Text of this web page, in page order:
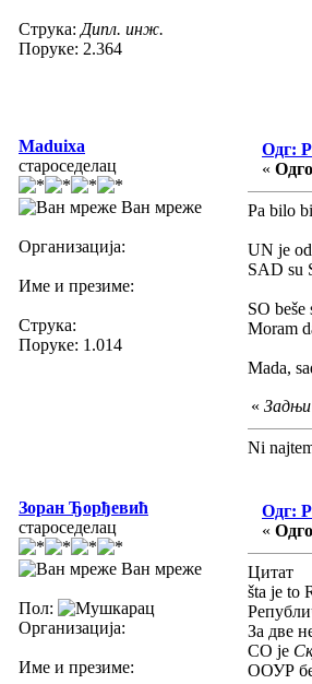
Струка: Дипл. инж.
Поруке: 2.364
Maduixa
староседелац
Ван мреже
Организација:
Име и презиме:
Струка:
Поруке: 1.014
Одг:
«
Pa bilo
UN je
SAD su
SO beše
Moram
Mada,
«
Ni
Зоран Ђорђевић
староседелац
Ван мреже
Пол:
Организација:
Име и презиме:
Одг:
«
Цитат
šta je to
За две
СО је
ООУР